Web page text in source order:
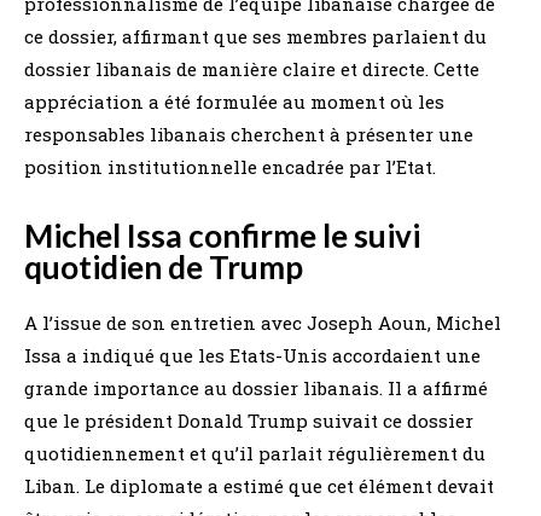
ce dossier, affirmant que ses membres parlaient du
dossier libanais de manière claire et directe. Cette
appréciation a été formulée au moment où les
responsables libanais cherchent à présenter une
position institutionnelle encadrée par l’Etat.
Michel Issa confirme le suivi
quotidien de Trump
A l’issue de son entretien avec Joseph Aoun, Michel
Issa a indiqué que les Etats-Unis accordaient une
grande importance au dossier libanais. Il a affirmé
que le président Donald Trump suivait ce dossier
quotidiennement et qu’il parlait régulièrement du
Liban. Le diplomate a estimé que cet élément devait